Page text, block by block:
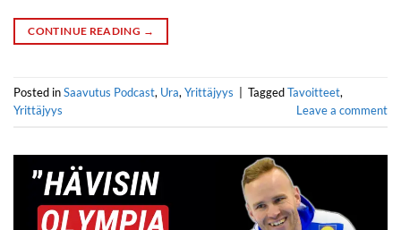
CONTINUE READING →
Posted inSaavutus Podcast, Ura, Yrittäjyys TaggedTavoitteet,
Yrittäjyys
Leave a comment